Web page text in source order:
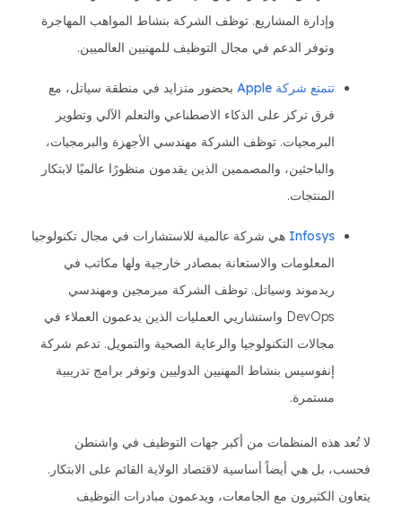
وإدارة المشاريع. توظف الشركة بنشاط المواهب المهاجرة
وتوفر الدعم في مجال التوظيف للمهنيين العالميين.
تتمتع شركة Apple
بحضور متزايد في منطقة سياتل، مع
فرق تركز على الذكاء الاصطناعي والتعلم الآلي وتطوير
البرمجيات. توظف الشركة مهندسي الأجهزة والبرمجيات،
والباحثين، والمصممين الذين يقدمون منظورًا عالميًا لابتكار
المنتجات.
Infosys هي شركة عالمية للاستشارات في مجال تكنولوجيا
المعلومات والاستعانة بمصادر خارجية ولها مكاتب في
ريدموند وسياتل. توظف الشركة مبرمجين ومهندسي
DevOps واستشاريي العمليات الذين يدعمون العملاء في
مجالات التكنولوجيا والرعاية الصحية والتمويل. تدعم شركة
إنفوسيس بنشاط المهنيين الدوليين وتوفر برامج تدريبية
مستمرة.
لا تُعد هذه المنظمات من أكبر جهات التوظيف في واشنطن
فحسب، بل هي أيضاً أساسية لاقتصاد الولاية القائم على الابتكار.
يتعاون الكثيرون مع الجامعات، ويدعمون مبادرات التوظيف